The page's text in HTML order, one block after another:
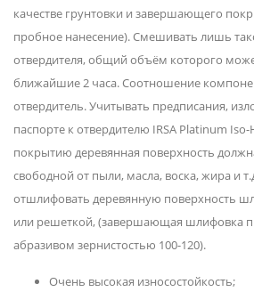
качестве грунтовки и завершающего
пробное нанесение). Смешивать лишь
отвердителя, общий объём которого
ближайшие 2 часа. Соотношение
отвердитель. Учитывать предписания,
паспорте к отвердителю IRSA Platinum
покрытию деревянная поверхность
свободной от пыли, масла, воска, жира и
отшлифовать деревянную поверхность
или решеткой, (завершающая шлифовка
абразивом зернистостью 100-120).
Очень высокая износостойкость;